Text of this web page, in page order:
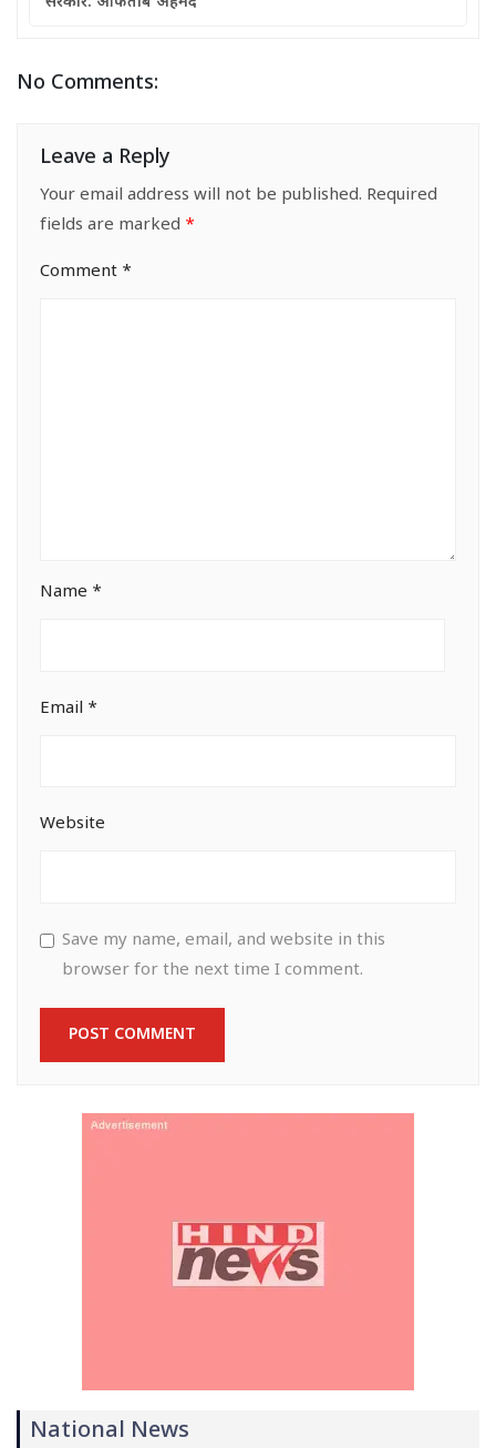
No Comments:
Leave a Reply
Your email address will not be published. Required
fields are marked *
Comment *
Name *
Email *
Website
Save my name, email, and website in this
browser for the next time I comment.
National News